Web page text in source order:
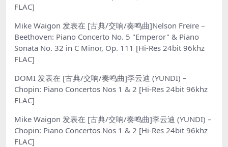
FLAC]
Mike Waigon 发表在 [古典/交响/奏鸣曲]Nelson Freire –
Beethoven: Piano Concerto No. 5 "Emperor" & Piano
Sonata No. 32 in C Minor, Op. 111 [Hi-Res 24bit 96khz
FLAC]
DOMI 发表在 [古典/交响/奏鸣曲]李云迪 (YUNDI) –
Chopin: Piano Concertos Nos 1 & 2 [Hi-Res 24bit 96khz
FLAC]
Mike Waigon 发表在 [古典/交响/奏鸣曲]李云迪 (YUNDI) –
Chopin: Piano Concertos Nos 1 & 2 [Hi-Res 24bit 96khz
FLAC]